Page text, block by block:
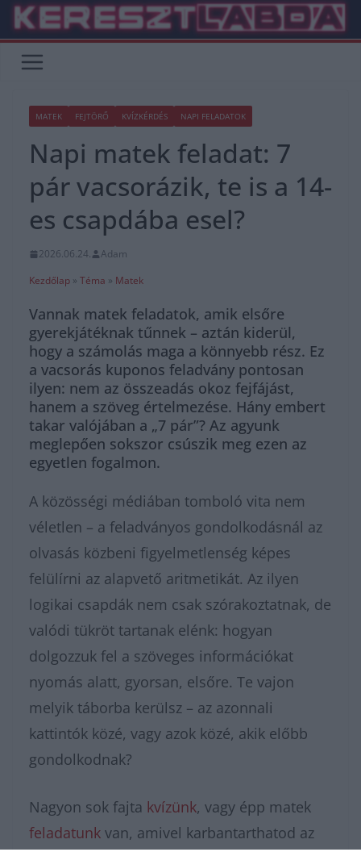
Skip
content
MATEK FEJTÖRŐ KVÍZKÉRDÉS NAPI FELADATOK
Napi matek feladat: 7
pár vacsorázik, te is a 14-
es csapdába esel?
2026.06.24.
Adam
Kezdőlap » Téma » Matek
Vannak matek feladatok, amik elsőre
gyerekjátéknak tűnnek – aztán kiderül,
hogy a számolás maga a könnyebb rész. Ez
a vacsorás kuponos feladvány pontosan
ilyen: nem az összeadás okoz fejfájást,
hanem a szöveg értelmezése. Hány embert
takar valójában a „7 pár”? Az agyunk
meglepően sokszor csúszik meg ezen az
egyetlen fogalmon.
A közösségi médiában tomboló vita nem
véletlen – a feladványos gondolkodásnál az
olvasás közbeni figyelmetlenség képes
felülírni az alapvető aritmetikát. Az ilyen
logikai csapdák nem csak szórakoztatnak, de
valódi tükröt tartanak elénk: hogyan
dolgozzuk fel a szöveges információkat
nyomás alatt, gyorsan, elsőre. Te vajon
melyik táborba kerülsz – az azonnali
kattintók közé, vagy azok közé, akik előbb
gondolkodnak?
Nagyon sok fajta kvízünk, vagy épp matek
feladatunk van, amivel karbantarthatod az